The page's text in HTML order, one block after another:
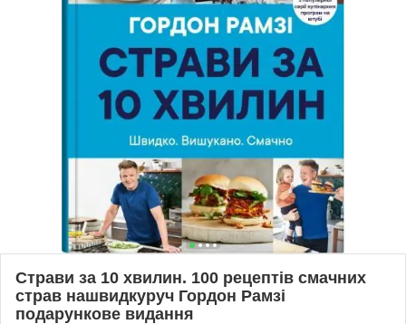
Страви за 10 хвилин. 100 рецептів смачних
страв нашвидкуруч Гордон Рамзі
подарункове видання